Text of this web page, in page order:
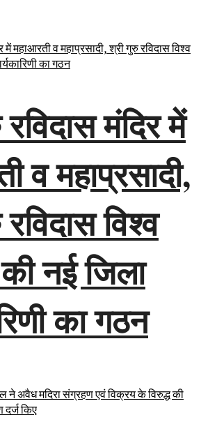
मंदिर में
व महाप्रसादी,
विश्व
नई जिला
का गठन